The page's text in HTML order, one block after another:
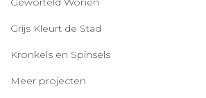
Grijs Kleurt de Stad
Kronkels en Spinsels
Meer projecten